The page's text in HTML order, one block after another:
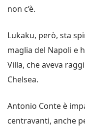
non c’è.
Lukaku, però, sta
maglia del Napoli e
Villa, che aveva
Chelsea.
Antonio Conte è
centravanti, anche